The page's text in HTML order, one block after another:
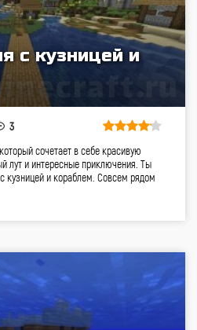
с кузницей и
3
сочетает в себе красивую
лут и интересные приключения. Ты
кузницей и кораблем. Совсем рядом